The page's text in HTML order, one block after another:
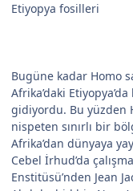
Etiyopya fosilleri
Bugüne kadar Homo
Afrika’daki
gidiyordu. Bu yüzden
nispeten sınırlı bir
Afrika’dan dünyaya
Cebel İrhud’da
Enstitüsü’nden Jean